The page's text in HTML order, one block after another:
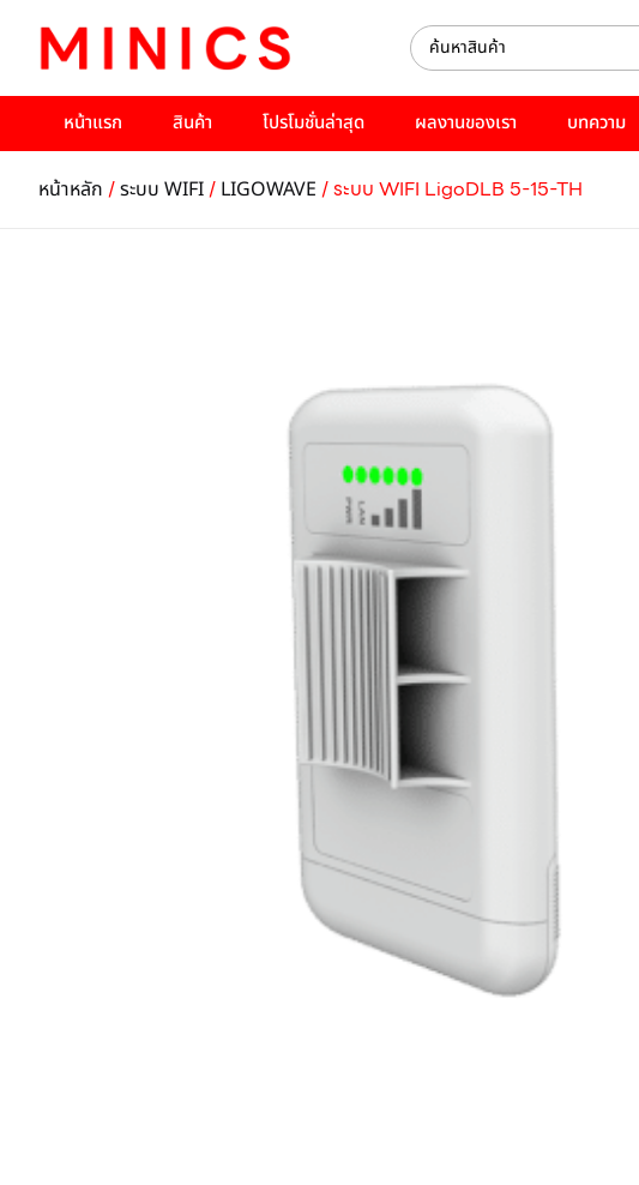
หน้าแรก สินค้า โปรโมชั่นล่าสุด ผลงานของเรา บทความ
หน้าหลัก /ระบบ WIFI/ LIGOWAVE / ระบบ WIFI LigoDLB 5-15-TH